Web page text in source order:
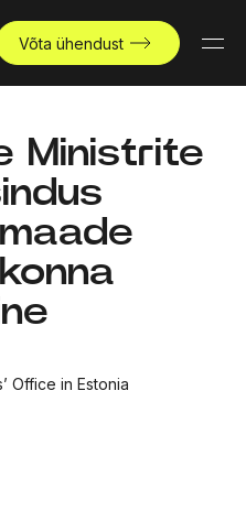
Võta ühendust
Ministrite
Office in Estonia